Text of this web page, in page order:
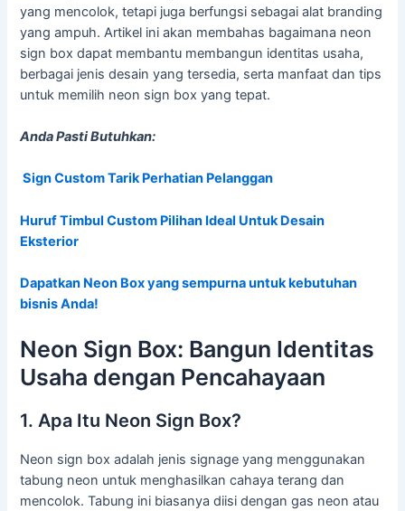
yang mencolok, tetapi juga berfungsi sebagai alat branding
yang ampuh. Artikel ini akan membahas bagaimana neon
sign box dapat membantu membangun identitas usaha,
berbagai jenis desain yang tersedia, serta manfaat dan tips
untuk memilih neon sign box yang tepat.
Anda Pasti Butuhkan:
Sign Custom Tarik Perhatian Pelanggan
Huruf Timbul Custom Pilihan Ideal Untuk Desain
Eksterior
Dapatkan Neon Box yang sempurna untuk kebutuhan
bisnis Anda!
Neon Sign Box: Bangun Identitas
Usaha dengan Pencahayaan
1. Apa Itu Neon Sign Box?
Neon sign box adalah jenis signage yang menggunakan
tabung neon untuk menghasilkan cahaya terang dan
mencolok. Tabung ini biasanya diisi dengan gas neon atau